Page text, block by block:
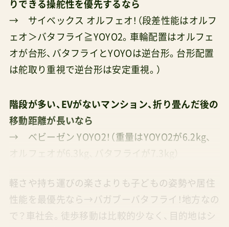
りできる操舵性を優先するなら
→ サイベックス オルフェオ！（段差性能はオルフ
ェオ＞バタフライ≧YOYO2。車輪配置はオルフェ
オが台形、バタフライとYOYOは逆台形。台形配置
は舵取り重視で逆台形は安定重視。）
階段が多い、EVがないマンション、折り畳んだ後の
移動距離が長いなら
→ ベビーゼン YOYO2！（重量はYOYO2が6.2kg、
オルフェオが6.3kg、バタフライが7.3kg）
軽さや持ち運びの楽さよりも子どもの姿勢や居住
性能を最優先なら→バガブーバタフライ！地方なの
で？車社会。徒歩移動は比較的少なく、目的地はシ